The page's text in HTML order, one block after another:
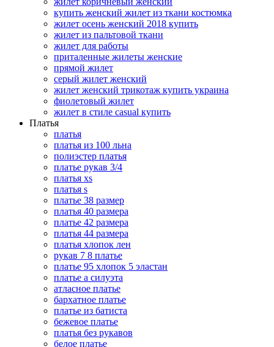
купить женский жилет из ткани костюмка
жилет осень женский 2018 купить
жилет из пальтовой ткани
жилет для работы
приталенные жилеты женские
прямой жилет
серый жилет женский
жилет женский трикотаж купить украина
фиолетовый жилет
жилет в стиле casual купить
Платья
платья
платья из 100 льна
полиэстер платья
платье рукав 3/4
платья xs
платья s
платье 38 размер
платья 40 размера
платье 42 размера
платья 44 размера
платья хлопок лен
рукав 7 8 платье
платье 95 хлопок 5 эластан
платье а силуэта
атласное платье
бархатное платье
платье из батиста
бежевое платье
платья без рукавов
белое платье